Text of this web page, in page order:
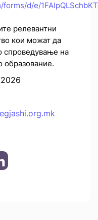
d/e/
релевантни
кои можат да
спроведување на
образование.